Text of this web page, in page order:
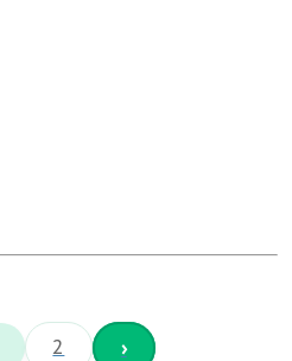
2 ›